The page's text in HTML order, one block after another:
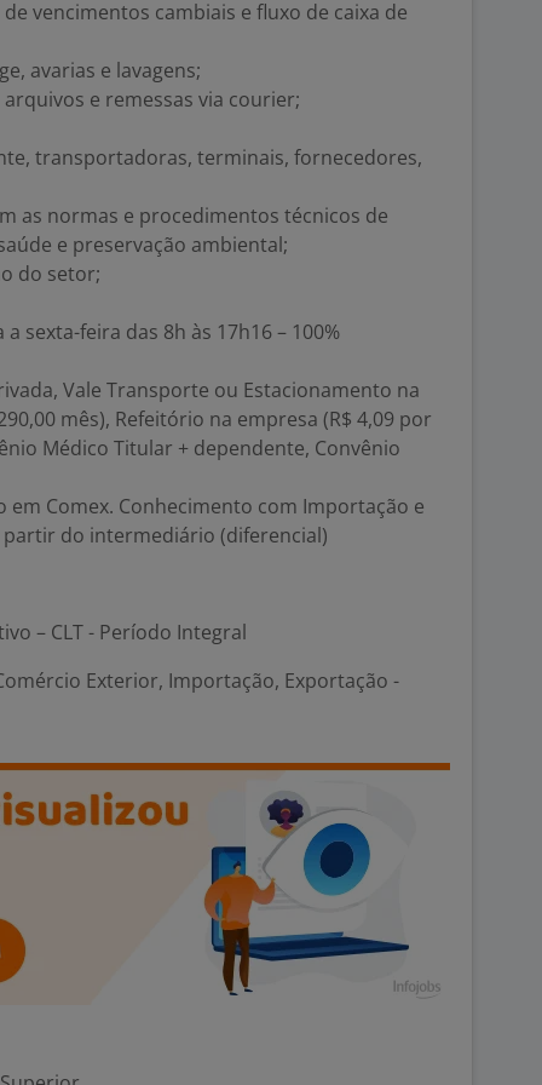
vencimentos cambiais e fluxo de caixa de
avarias e lavagens;
e remessas via courier;
transportadoras, terminais, fornecedores,
as normas e procedimentos técnicos de
e preservação ambiental;
do setor;
a sexta-feira das 8h às 17h16 – 100%
Vale Transporte ou Estacionamento na
mês), Refeitório na empresa (R$ 4,09 por
Médico Titular + dependente, Convênio
em Comex. Conhecimento com Importação e
partir do intermediário (diferencial)
– CLT - Período Integral
Exterior, Importação, Exportação -